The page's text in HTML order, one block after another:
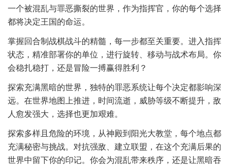
一个被混乱与罪恶撕裂的世界，作为指挥官，你的每个选择
都将决定王国的命运。
掌握回合制战棋战斗的精髓，每一步都至关重要。进入指挥
状态，精准部署你的单位，进行旋转、移动与战术布局。你
会稳扎稳打，还是冒险一搏赢得胜利？
探索充满黑暗的世界，独特的罪恶系统让每个决定都影响深
远。在世界地图上推进，时间流逝，威胁等级不断提升，敌
人愈发强大，选择也更加艰难。
探索多样且危险的环境，从神殿到阳光大教堂，每个地点都
充满秘密与挑战。对抗强敌、建立联盟，在这个充满后果的
世界中留下你的印记。你会为混乱带来秩序，还是让黑暗吞